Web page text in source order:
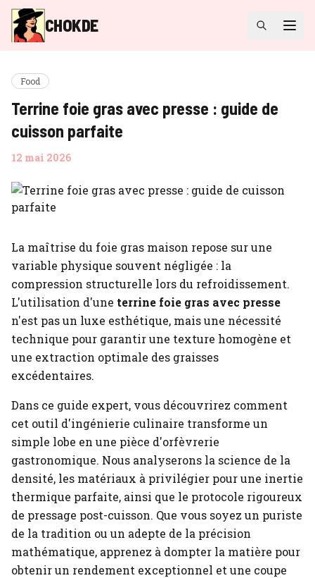
CHOKDE
Food
Terrine foie gras avec presse : guide de
cuisson parfaite
12 mai 2026
La maîtrise du foie gras maison repose sur une
variable physique souvent négligée : la
compression structurelle lors du refroidissement.
L'utilisation d'une terrine foie gras avec presse
n'est pas un luxe esthétique, mais une nécessité
technique pour garantir une texture homogène et
une extraction optimale des graisses
excédentaires.
Dans ce guide expert, vous découvrirez comment
cet outil d'ingénierie culinaire transforme un
simple lobe en une pièce d'orfèvrerie
gastronomique. Nous analyserons la science de la
densité, les matériaux à privilégier pour une inertie
thermique parfaite, ainsi que le protocole rigoureux
de pressage post-cuisson. Que vous soyez un puriste
de la tradition ou un adepte de la précision
mathématique, apprenez à dompter la matière pour
obtenir un rendement exceptionnel et une coupe